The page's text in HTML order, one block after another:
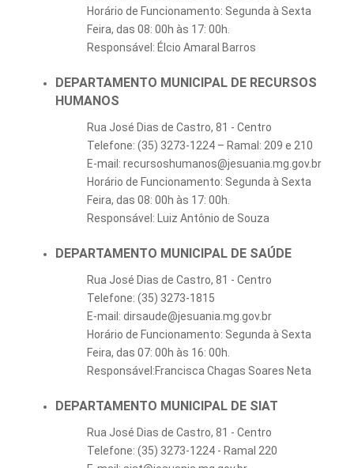
Horário de Funcionamento: Segunda à Sexta
Feira, das 08: 00h às 17: 00h.
Responsável: Élcio Amaral Barros
DEPARTAMENTO MUNICIPAL DE RECURSOS
HUMANOS
Rua José Dias de Castro, 81 - Centro
Telefone: (35) 3273-1224 – Ramal: 209 e 210
E-mail: recursoshumanos@jesuania.mg.gov.br
Horário de Funcionamento: Segunda à Sexta
Feira, das 08: 00h às 17: 00h.
Responsável: Luiz Antônio de Souza
DEPARTAMENTO MUNICIPAL DE SAÚDE
Rua José Dias de Castro, 81 - Centro
Telefone: (35) 3273-1815
E-mail: dirsaude@jesuania.mg.gov.br
Horário de Funcionamento: Segunda à Sexta
Feira, das 07: 00h às 16: 00h.
Responsável:Francisca Chagas Soares Neta
DEPARTAMENTO MUNICIPAL DE SIAT
Rua José Dias de Castro, 81 - Centro
Telefone: (35) 3273-1224 - Ramal 220